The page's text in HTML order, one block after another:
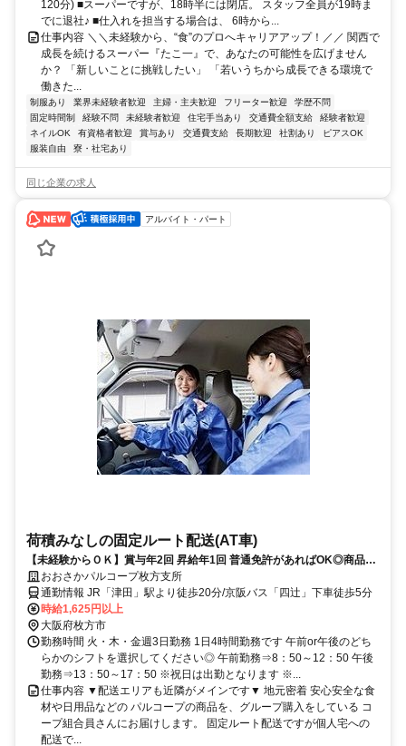
120分) ■スーパーですが、18時半には閉店。 スタッフ全員が19時ま
でに退社♪ ■仕入れを担当する場合は、 6時から...
仕事内容 ＼＼未経験から、“食”のプロへキャリアアップ！／／ 関西で
成長を続けるスーパー『たこ一』で、あなたの可能性を広げません
か？ 「新しいことに挑戦したい」 「若いうちから成長できる環境で
働きた...
制服あり 業界未経験者歓迎 主婦・主夫歓迎 フリーター歓迎
学歴不問
固定時間制
経験不問 未経験者歓迎 住宅手当あり 交通費全額支給
経験者歓迎
ネイルOK
有資格者歓迎 賞与あり 交通費支給 長期歓迎 社割あり
ピアスOK
服装自由
寮・社宅あり
同じ企業の求人
アルバイト・パート
荷積みなしの固定ルート配送(AT車)
【未経験からＯＫ】賞与年2回 昇給年1回 普通免許があればOK◎商品配
達スタッフ
おおさかパルコープ枚方支所
通勤情報 JR「津田」駅より徒歩20分/京阪バス「四辻」下車徒歩5分
時給1,625円以上
大阪府枚方市
勤務時間 火・木・金週3日勤務 1日4時間勤務です 午前or午後のどち
らかのシフトを選択してください◎ 午前勤務⇒8：50～12：50 午後
勤務⇒13：50～17：50 ※祝日は出勤となります ※...
仕事内容 ▼配送エリアも近隣がメインです▼ 地元密着 安心安全な食
材や日用品などの パルコープの商品を、グループ購入をしている コ
ープ組合員さんにお届けします。 固定ルート配送ですが個人宅への
配送で...